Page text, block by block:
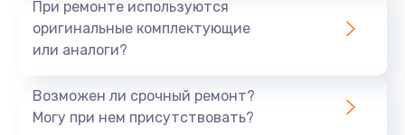
При ремонте используются
оригинальные комплектующие
или аналоги?
Возможен ли срочный ремонт?
Могу при нем присутствовать?